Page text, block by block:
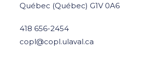
Québec (Québec) G1V 0A6
418 656-2454
copl@copl.ulaval.ca